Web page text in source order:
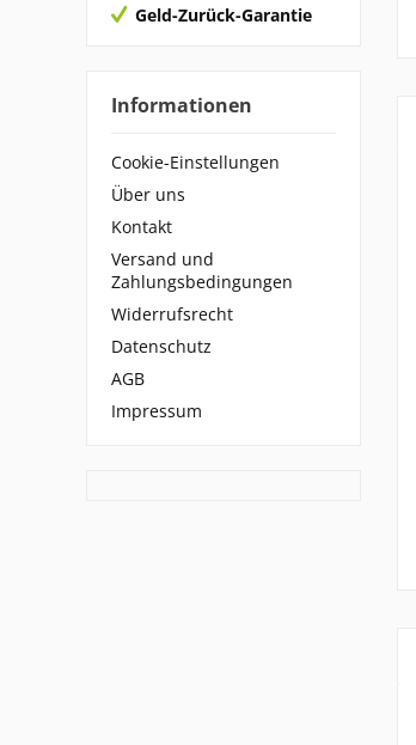
Geld-Zurück-Garantie
Informationen
Cookie-Einstellungen
Über uns
Kontakt
Versand und
Zahlungsbedingungen
Widerrufsrecht
Datenschutz
AGB
Impressum